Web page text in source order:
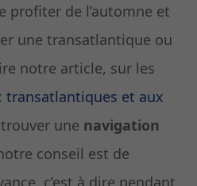
profiter de l’automne et
une transatlantique ou
notre article, sur les
transatlantiques et aux
une navigation
conseil est de
c’est à dire pendant